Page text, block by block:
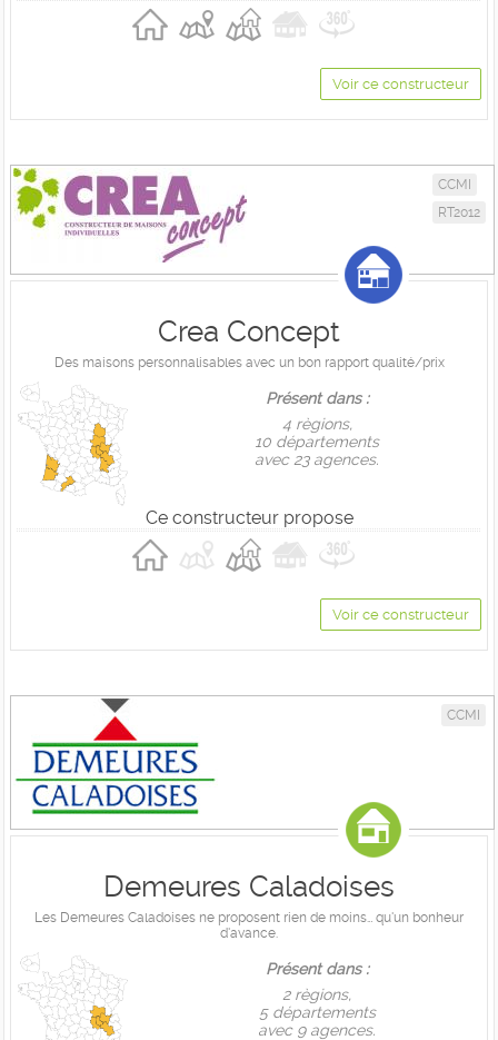
Voir ce constructeur
CCMI
RT2012
Crea Concept
Des maisons personnalisables avec un bon rapport qualité/prix
Présent dans :
4 règions,
10 départements
avec 23 agences.
Ce constructeur propose
Voir ce constructeur
CCMI
Demeures Caladoises
Les Demeures Caladoises ne proposent rien de moins… qu'un bonheur
d'avance.
Présent dans :
2 règions,
5 départements
avec 9 agences.